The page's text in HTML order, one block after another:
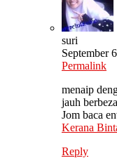
suri
September
Permalink
menaip
jauh berbeza
Jom baca
Kerana
Reply